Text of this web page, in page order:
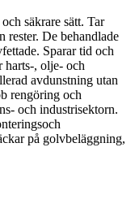
säkrare sätt. Tar
rester. De behandlade
Sparar tid och
harts-, olje- och
avdunstning utan
rengöring och
och industrisektorn.
på golvbeläggning,